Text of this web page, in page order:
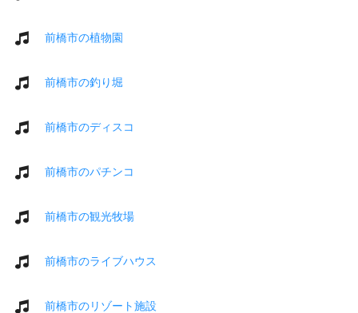
前橋市の植物園
前橋市の釣り堀
前橋市のディスコ
前橋市のパチンコ
前橋市の観光牧場
前橋市のライブハウス
前橋市のリゾート施設